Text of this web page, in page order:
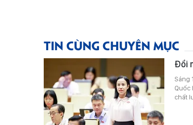
TIN CÙNG CHUYÊN MỤC
Đổi
Sáng
Quốc
chất